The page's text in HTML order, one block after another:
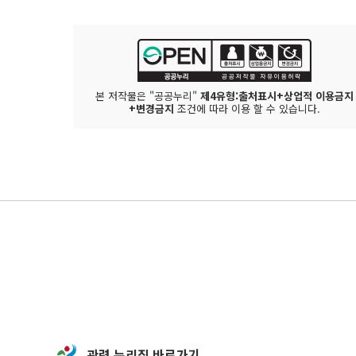
본 저작물은 "공공누리" 제4유형:출처표시+상업적 이용금지
+변경금지 조건에 따라 이용 할 수 있습니다.